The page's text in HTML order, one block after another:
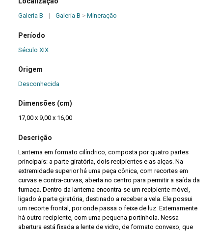
Galeria B | Galeria B >Mineração
Período
Século XIX
Origem
Desconhecida
Dimensões (cm)
17,00 x 9,00 x 16,00
Descrição
Lanterna em formato cilíndrico, composta por quatro partes
principais: a parte giratória, dois recipientes e as alças. Na
extremidade superior há uma peça cônica, com recortes em
curvas e contra-curvas, aberta no centro para permitir a saída da
fumaça. Dentro da lanterna encontra-se um recipiente móvel,
ligado à parte giratória, destinado a receber a vela. Ele possui
um recorte frontal, por onde passa o feixe de luz. Externamente
há outro recipiente, com uma pequena portinhola. Nessa
abertura está fixada a lente de vidro, de formato convexo, que